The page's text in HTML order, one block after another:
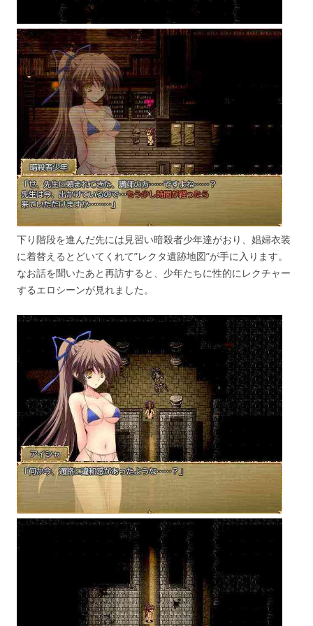
下り階段を進んだ先には見習い暗殺者少年達がおり、娼婦衣装
に着替えるとどいてくれて”レクタ遺跡地図”が手に入ります。
なお話を聞いたあと再訪すると、少年たちに性的にレクチャー
するエロシーンが見れました。